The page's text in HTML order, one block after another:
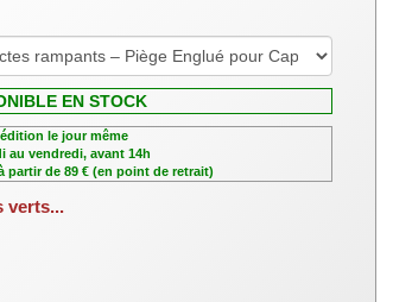
EN STOCK
le jour même
au vendredi, avant 14h
partir de 89 € (en point de retrait)
verts...